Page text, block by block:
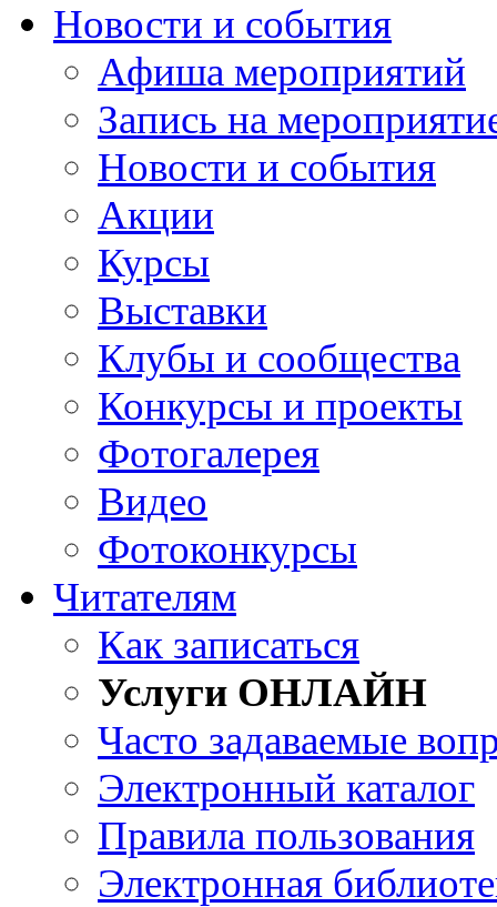
Новости и события
Афиша мероприятий
Запись на
Новости и события
Акции
Курсы
Выставки
Клубы и сообщества
Конкурсы и проекты
Фотогалерея
Видео
Фотоконкурсы
Читателям
Как записаться
Услуги ОНЛАЙН
Часто задаваемые
Электронный каталог
Правила пользования
Электронная